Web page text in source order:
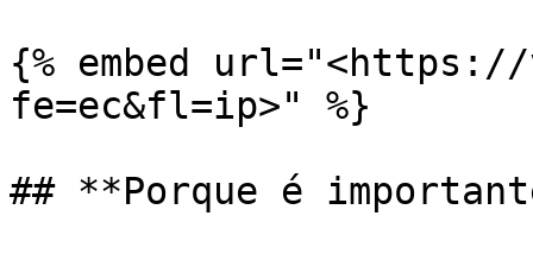
{% embed url="<https://
fe=ec&fl=ip>" %}
## **Porque é